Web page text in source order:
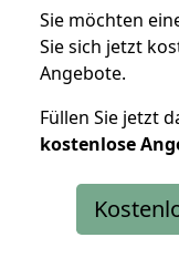
Sie möchten
Sie sich jetzt
Angebote.
Füllen Sie jetzt
kostenlose